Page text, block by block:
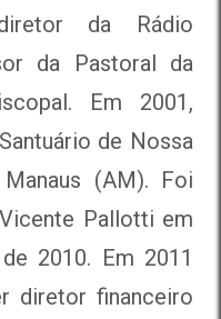
da Rádio
da Pastoral da
Em 2001,
de Nossa
(AM). Foi
Pallotti em
2010. Em 2011
diretor financeiro